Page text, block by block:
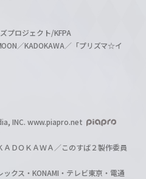
プロジェクト/KFPA
／KADOKAWA／「プリズマ☆イ
INC. www.piapro.net
ＤＯＫＡＷＡ／このすば２製作委員
クス・KONAMI・テレビ東京・電通